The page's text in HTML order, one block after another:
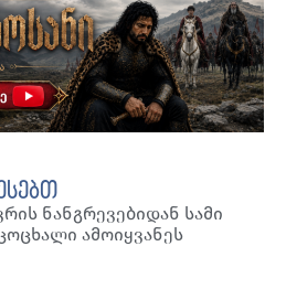
ნანგრევებიდან სამი
ამოიყვანეს